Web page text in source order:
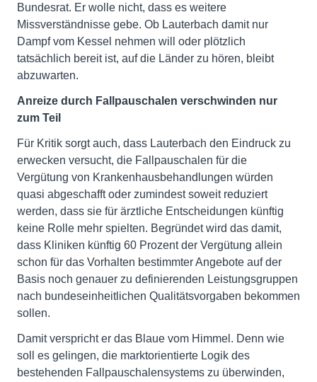
Bundesrat. Er wolle nicht, dass es weitere
Missverständnisse gebe. Ob Lauterbach damit nur
Dampf vom Kessel nehmen will oder plötzlich
tatsächlich bereit ist, auf die Länder zu hören, bleibt
abzuwarten.
Anreize durch Fallpauschalen verschwinden nur
zum Teil
Für Kritik sorgt auch, dass Lauterbach den Eindruck zu
erwecken versucht, die Fallpauschalen für die
Vergütung von Krankenhausbehandlungen würden
quasi abgeschafft oder zumindest soweit reduziert
werden, dass sie für ärztliche Entscheidungen künftig
keine Rolle mehr spielten. Begründet wird das damit,
dass Kliniken künftig 60 Prozent der Vergütung allein
schon für das Vorhalten bestimmter Angebote auf der
Basis noch genauer zu definierenden Leistungsgruppen
nach bundeseinheitlichen Qualitätsvorgaben bekommen
sollen.
Damit verspricht er das Blaue vom Himmel. Denn wie
soll es gelingen, die marktorientierte Logik des
bestehenden Fallpauschalensystems zu überwinden,